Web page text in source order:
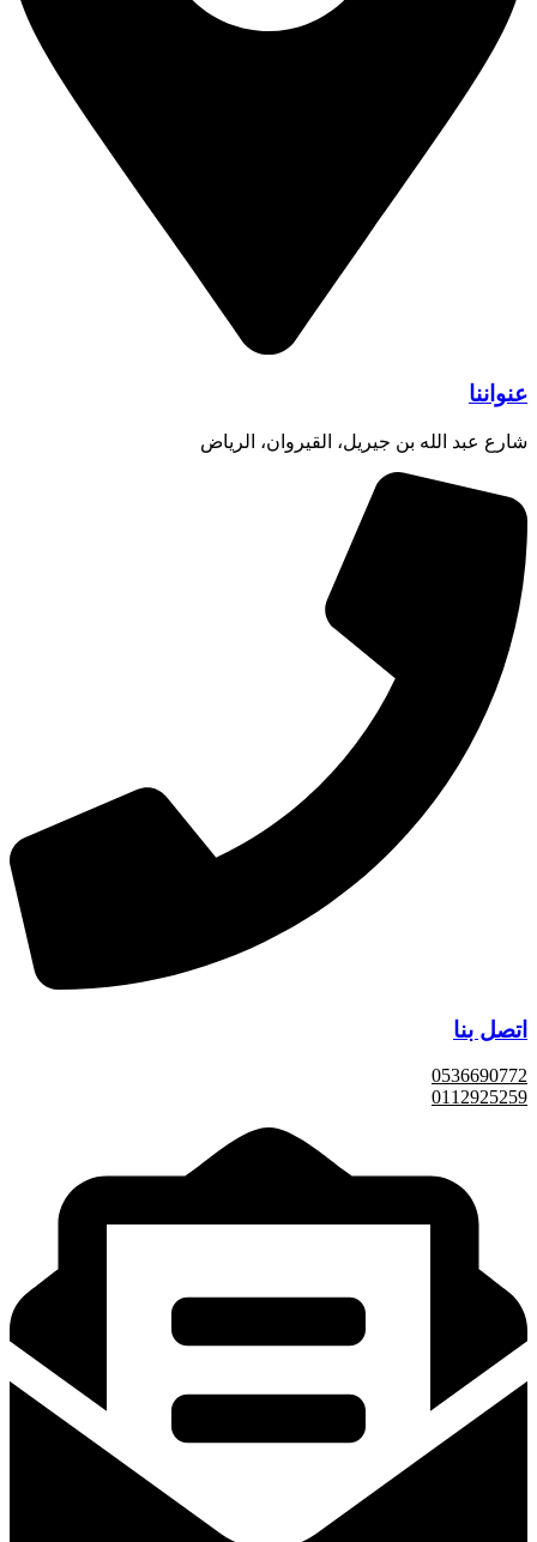
عنواننا
شارع عبد الله بن جيريل، القيروان، الرياض
اتصل بنا
0536690772
0112925259